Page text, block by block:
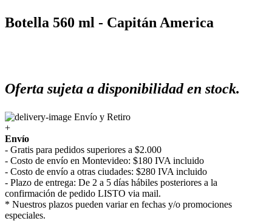
Botella 560 ml - Capitán America
Oferta sujeta a disponibilidad en stock.
Envío y Retiro
+
Envío
- Gratis para pedidos superiores a $2.000
- Costo de envío en Montevideo: $180 IVA incluido
- Costo de envío a otras ciudades: $280 IVA incluido
- Plazo de entrega: De 2 a 5 días hábiles posteriores a la
confirmación de pedido LISTO via mail.
* Nuestros plazos pueden variar en fechas y/o promociones
especiales.